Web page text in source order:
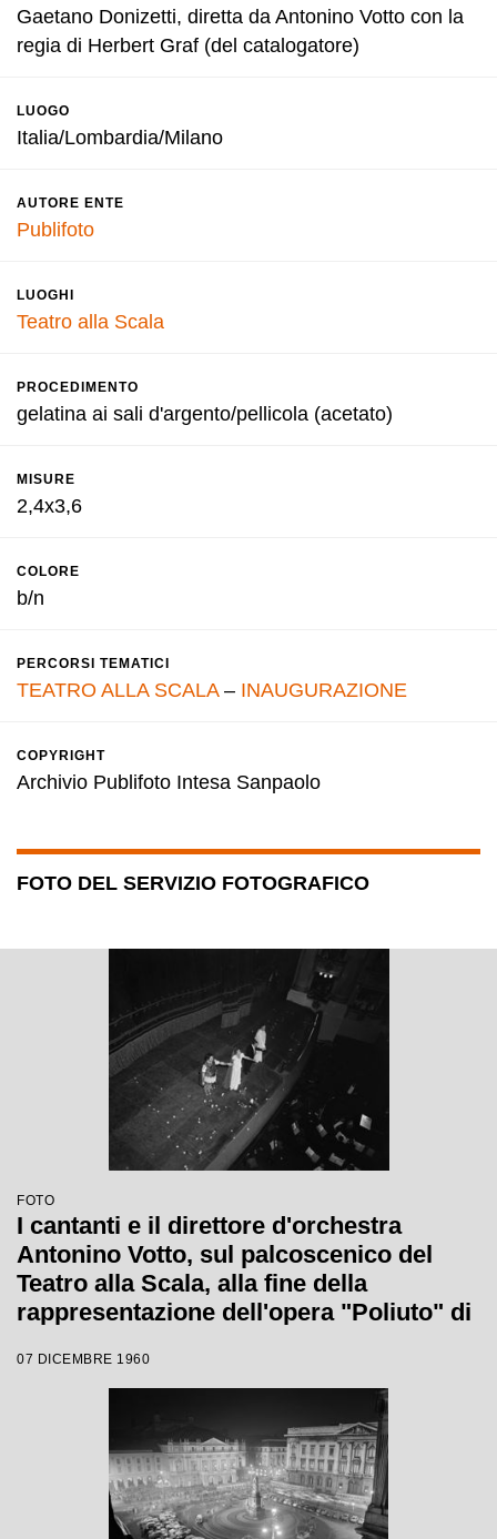
Gaetano Donizetti, diretta da Antonino Votto con la
regia di Herbert Graf (del catalogatore)
LUOGO
Italia/Lombardia/Milano
AUTORE ENTE
Publifoto
LUOGHI
Teatro alla Scala
PROCEDIMENTO
gelatina ai sali d'argento/pellicola (acetato)
MISURE
2,4x3,6
COLORE
b/n
PERCORSI TEMATICI
TEATRO ALLA SCALA– INAUGURAZIONE
COPYRIGHT
Archivio Publifoto Intesa Sanpaolo
FOTO DEL SERVIZIO FOTOGRAFICO
FOTO
I cantanti e il direttore d'orchestra
Antonino Votto, sul palcoscenico del
Teatro alla Scala, alla fine della
rappresentazione dell'opera "Poliuto" di
inaugurata la stagione lirica 1960-1961
07 DICEMBRE 1960